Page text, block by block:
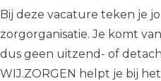
Bij deze vacature teken je
zorgorganisatie. Je komt
dus geen uitzend- of
WIJ.ZORGEN helpt je bij